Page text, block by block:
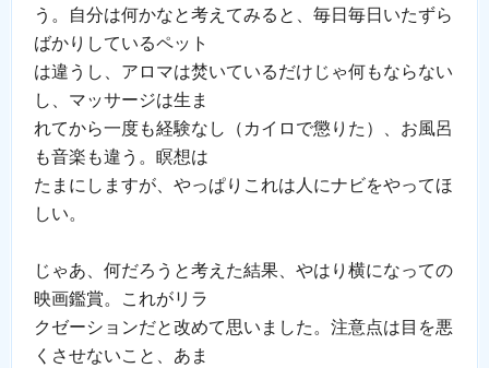
う。自分は何かなと考えてみると、毎日毎日いたずら
ばかりしているペット
は違うし、アロマは焚いているだけじゃ何もならない
し、マッサージは生ま
れてから一度も経験なし（カイロで懲りた）、お風呂
も音楽も違う。瞑想は
たまにしますが、やっぱりこれは人にナビをやってほ
しい。
じゃあ、何だろうと考えた結果、やはり横になっての
映画鑑賞。これがリラ
クゼーションだと改めて思いました。注意点は目を悪
くさせないこと、あま